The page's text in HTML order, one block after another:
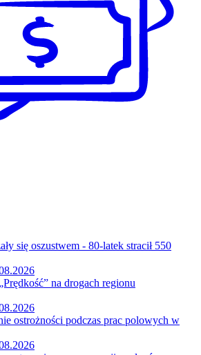
się oszustwem - 80-latek stracił 550
na drogach regionu
ostrożności podczas prac polowych w